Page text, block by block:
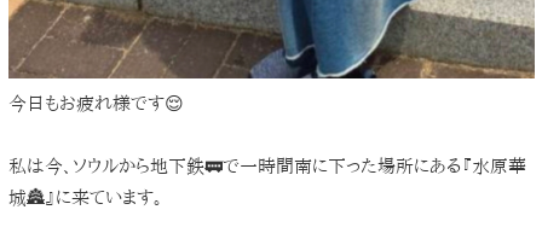
今日もお疲れ様です😌
私は今、ソウルから地下鉄🚃で一時間南に下った場所にある『水原華
城🏯』に来ています。